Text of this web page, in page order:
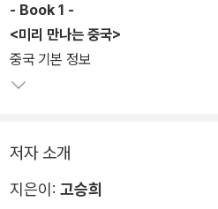
- Book 1 -
<미리 만나는 중국>
중국 기본 정보
저자 소개
지은이: 고승희